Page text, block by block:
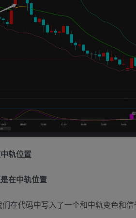
轨位置
在中轨位置
在代码中写入了一个和中轨变色和